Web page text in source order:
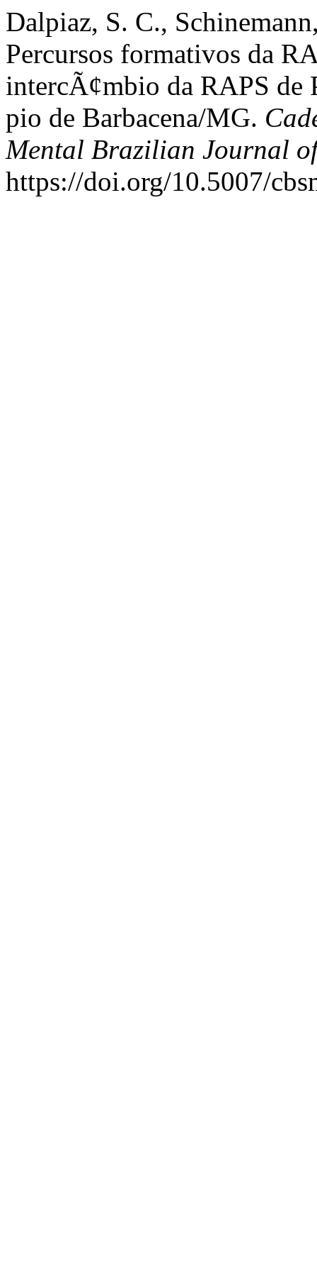
Dalpiaz, S. C.,
Percursos formativos da
intercÃ¢mbio da RAPS
pio de Barbacena/MG.
Mental Brazilian Journal
https://doi.org/10.5007/